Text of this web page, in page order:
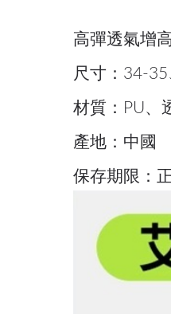
高彈透氣增
尺寸：34-
材質：PU、
產地：中國
保存期限：